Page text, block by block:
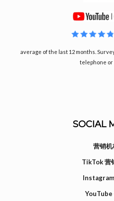
average of the last 12 months.
telephone or
SOCIAL
营销机
TikTok 营
YouTube